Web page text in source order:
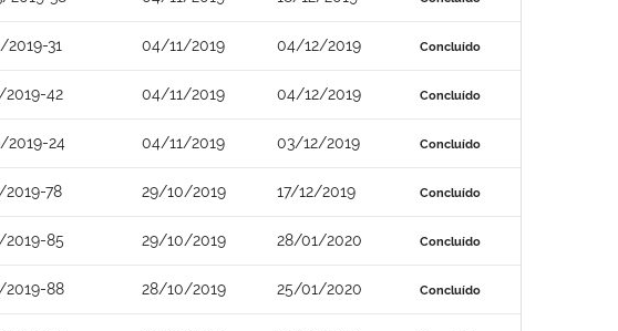
31 04/11/2019 04/12/2019 Concluído
2019-42 04/11/2019 04/12/2019 Concluído
2019-24 04/11/2019 03/12/2019 Concluído
2019-78 29/10/2019 17/12/2019 Concluído
2019-85 29/10/2019 28/01/2020 Concluído
2019-88 28/10/2019 25/01/2020 Concluído